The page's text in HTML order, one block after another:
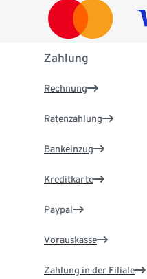
Zahlung
Rechnung
Ratenzahlung
Bankeinzug
Kreditkarte
Paypal
Vorauskasse
Zahlung in der Filiale